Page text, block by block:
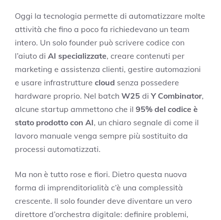
Oggi la tecnologia permette di automatizzare molte
attività che fino a poco fa richiedevano un team
intero. Un solo founder può scrivere codice con
l’aiuto di AI specializzate, creare contenuti per
marketing e assistenza clienti, gestire automazioni
e usare infrastrutture cloud senza possedere
hardware proprio. Nel batch W25 diY Combinator,
alcune startup ammettono che il 95% del codice è
stato prodotto con AI, un chiaro segnale di come il
lavoro manuale venga sempre più sostituito da
processi automatizzati.
Ma non è tutto rose e fiori. Dietro questa nuova
forma di imprenditorialità c’è una complessità
crescente. Il solo founder deve diventare un vero
direttore d’orchestra digitale: definire problemi,